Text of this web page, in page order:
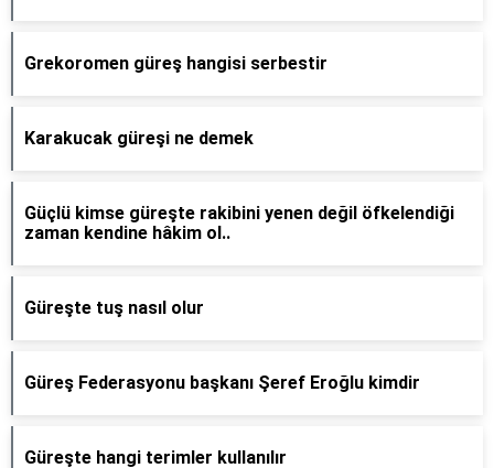
Grekoromen güreş hangisi serbestir
Karakucak güreşi ne demek
Güçlü kimse güreşte rakibini yenen değil öfkelendiği
zaman kendine hâkim ol..
Güreşte tuş nasıl olur
Güreş Federasyonu başkanı Şeref Eroğlu kimdir
Güreşte hangi terimler kullanılır